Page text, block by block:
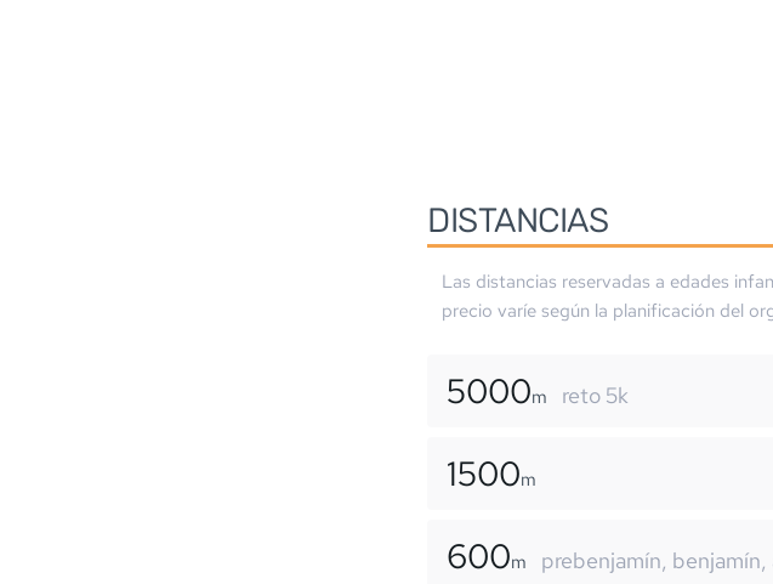
DISTANCIAS
Las distancias reservadas a edades
precio varíe según la planificación del
5000m reto 5k
1500m
600m prebenjamín, benjamín,